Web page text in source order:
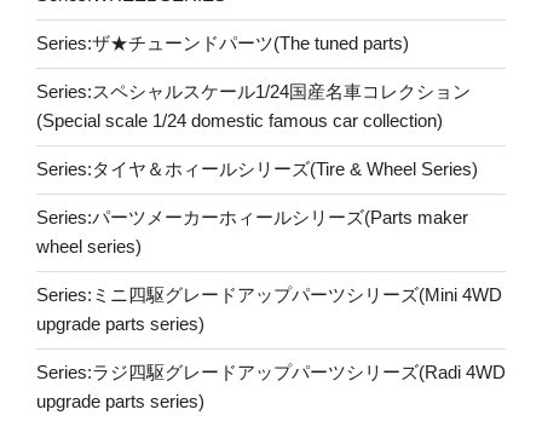
Series:ザ★チューンドパーツ(The tuned parts)
Series:スペシャルスケール1/24国産名車コレクション
(Special scale 1/24 domestic famous car collection)
Series:タイヤ＆ホィールシリーズ(Tire & Wheel Series)
Series:パーツメーカーホィールシリーズ(Parts maker
wheel series)
Series:ミニ四駆グレードアップパーツシリーズ(Mini 4WD
upgrade parts series)
Series:ラジ四駆グレードアップパーツシリーズ(Radi 4WD
upgrade parts series)